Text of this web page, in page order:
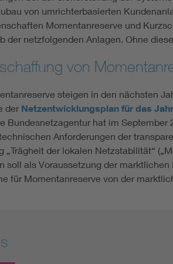
von umrichterbasierten
Momentanreserve und
der netzfolgenden Anlagen. Ohne
von
steigen in den nächsten
der Netzentwicklungsplan für das
Bundesnetzagentur hat im September
Anforderungen der
der lokalen Netzstabilität“
soll als Voraussetzung der
für Momentanreserve von der